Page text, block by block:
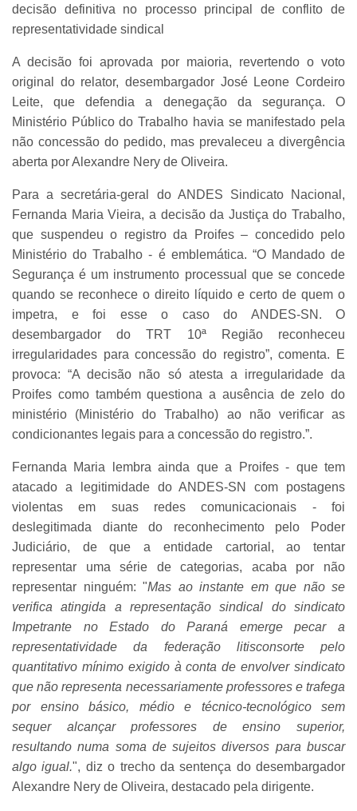
decisão definitiva no processo principal de conflito de
representatividade sindical
A decisão foi aprovada por maioria, revertendo o voto
original do relator, desembargador José Leone Cordeiro
Leite, que defendia a denegação da segurança. O
Ministério Público do Trabalho havia se manifestado pela
não concessão do pedido, mas prevaleceu a divergência
aberta por Alexandre Nery de Oliveira.
Para a secretária-geral do ANDES Sindicato Nacional,
Fernanda Maria Vieira, a decisão da Justiça do Trabalho,
que suspendeu o registro da Proifes – concedido pelo
Ministério do Trabalho - é emblemática. “O Mandado de
Segurança é um instrumento processual que se concede
quando se reconhece o direito líquido e certo de quem o
impetra, e foi esse o caso do ANDES-SN. O
desembargador do TRT 10ª Região reconheceu
irregularidades para concessão do registro”, comenta. E
provoca: “A decisão não só atesta a irregularidade da
Proifes como também questiona a ausência de zelo do
ministério (Ministério do Trabalho) ao não verificar as
condicionantes legais para a concessão do registro.”.
Fernanda Maria lembra ainda que a Proifes - que tem
atacado a legitimidade do ANDES-SN com postagens
violentas em suas redes comunicacionais - foi
deslegitimada diante do reconhecimento pelo Poder
Judiciário, de que a entidade cartorial, ao tentar
representar uma série de categorias, acaba por não
representar ninguém: "Mas ao instante em que não se
verifica atingida a representação sindical do sindicato
Impetrante no Estado do Paraná emerge pecar a
representatividade da federação litisconsorte pelo
quantitativo mínimo exigido à conta de envolver sindicato
que não representa necessariamente professores e trafega
por ensino básico, médio e técnico-tecnológico sem
sequer alcançar professores de ensino superior,
resultando numa soma de sujeitos diversos para buscar
algo igual.", diz o trecho da sentença do desembargador
Alexandre Nery de Oliveira, destacado pela dirigente.